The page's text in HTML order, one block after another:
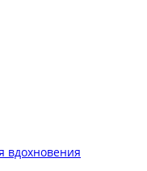
вдохновения